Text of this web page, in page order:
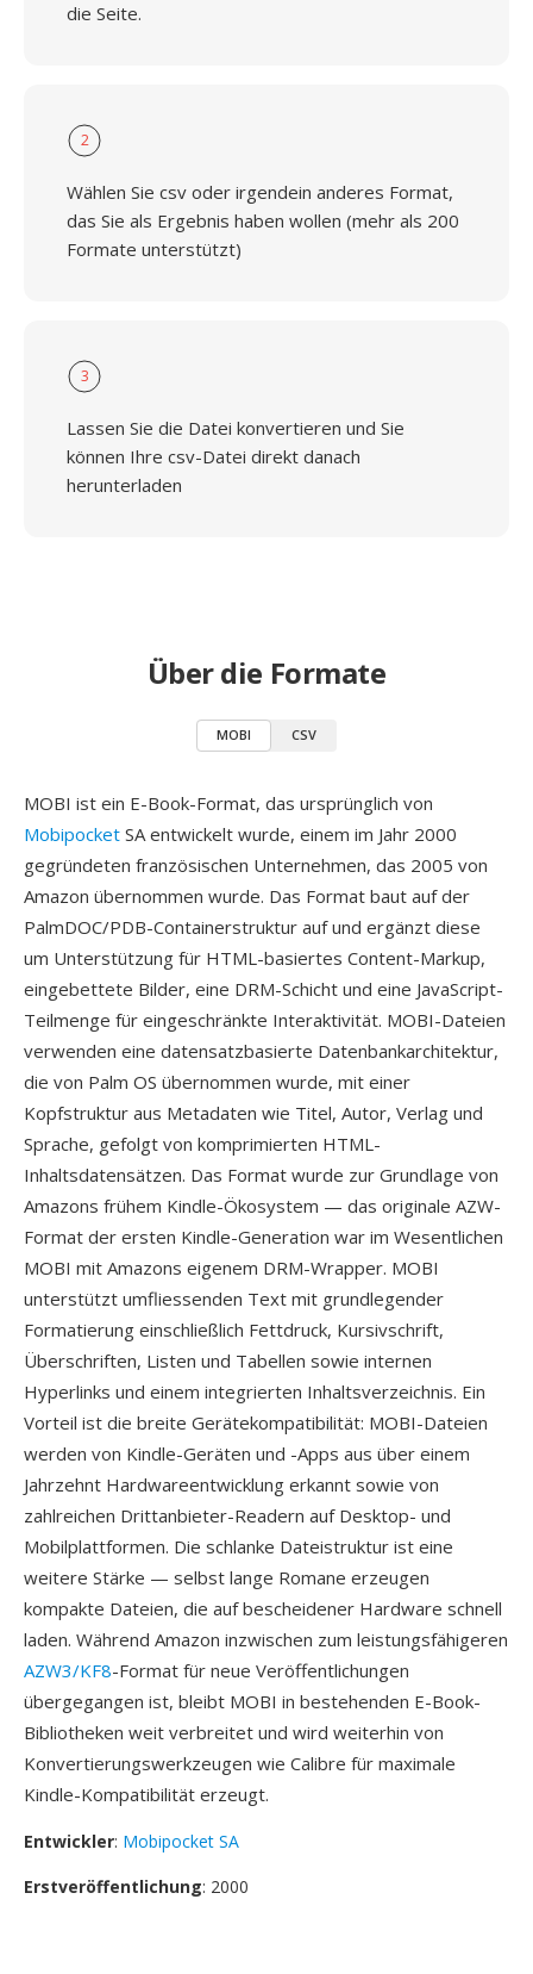
die Seite.
2
Wählen Sie csv oder irgendein anderes Format,
das Sie als Ergebnis haben wollen (mehr als 200
Formate unterstützt)
3
Lassen Sie die Datei konvertieren und Sie
können Ihre csv-Datei direkt danach
herunterladen
Über die Formate
MOBI CSV
MOBI ist ein E-Book-Format, das ursprünglich von
Mobipocket SA entwickelt wurde, einem im Jahr 2000
gegründeten französischen Unternehmen, das 2005 von
Amazon übernommen wurde. Das Format baut auf der
PalmDOC/PDB-Containerstruktur auf und ergänzt diese
um Unterstützung für HTML-basiertes Content-Markup,
eingebettete Bilder, eine DRM-Schicht und eine JavaScript-
Teilmenge für eingeschränkte Interaktivität. MOBI-Dateien
verwenden eine datensatzbasierte Datenbankarchitektur,
die von Palm OS übernommen wurde, mit einer
Kopfstruktur aus Metadaten wie Titel, Autor, Verlag und
Sprache, gefolgt von komprimierten HTML-
Inhaltsdatensätzen. Das Format wurde zur Grundlage von
Amazons frühem Kindle-Ökosystem — das originale AZW-
Format der ersten Kindle-Generation war im Wesentlichen
MOBI mit Amazons eigenem DRM-Wrapper. MOBI
unterstützt umfliessenden Text mit grundlegender
Formatierung einschließlich Fettdruck, Kursivschrift,
Überschriften, Listen und Tabellen sowie internen
Hyperlinks und einem integrierten Inhaltsverzeichnis. Ein
Vorteil ist die breite Gerätekompatibilität: MOBI-Dateien
werden von Kindle-Geräten und -Apps aus über einem
Jahrzehnt Hardwareentwicklung erkannt sowie von
zahlreichen Drittanbieter-Readern auf Desktop- und
Mobilplattformen. Die schlanke Dateistruktur ist eine
weitere Stärke — selbst lange Romane erzeugen
kompakte Dateien, die auf bescheidener Hardware schnell
laden. Während Amazon inzwischen zum leistungsfähigeren
AZW3/KF8-Format für neue Veröffentlichungen
übergegangen ist, bleibt MOBI in bestehenden E-Book-
Bibliotheken weit verbreitet und wird weiterhin von
Konvertierungswerkzeugen wie Calibre für maximale
Kindle-Kompatibilität erzeugt.
Entwickler: Mobipocket SA
Erstveröffentlichung: 2000